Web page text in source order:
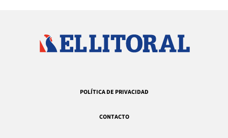
POLÍTICA DE PRIVACIDAD
CONTACTO